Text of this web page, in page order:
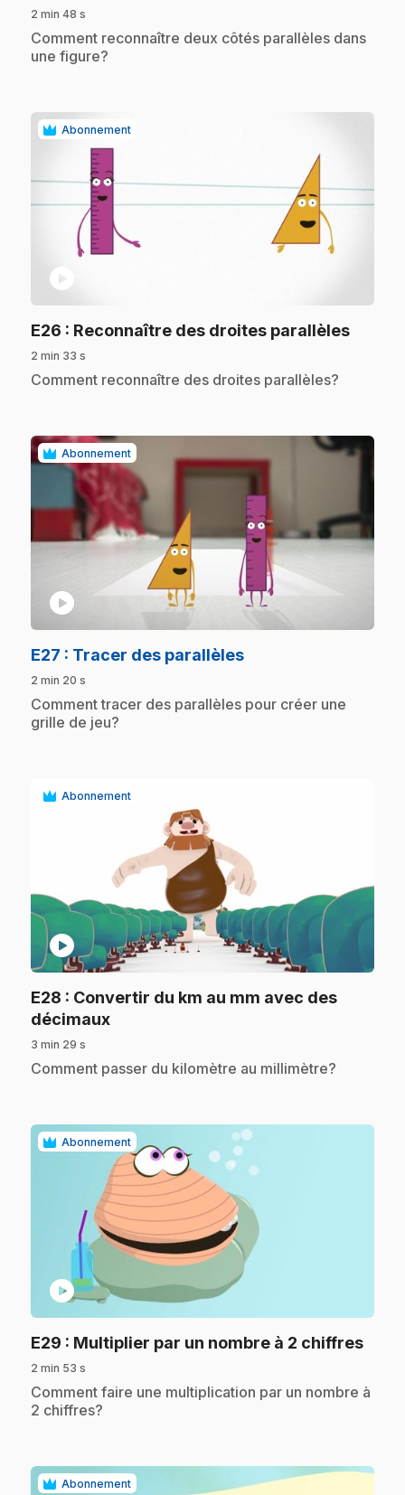
2 min 48 s
.Comment reconnaître deux côtés parallèles dans
une figure?
Abonnement
play_circle
E26 : Reconnaître des droites parallèles.
2 min 33 s
.Comment reconnaître des droites parallèles?
Abonnement
play_circle
E27 : Tracer des parallèles.
2 min 20 s
.Comment tracer des parallèles pour créer une
grille de jeu?
Abonnement
play_circle
E28 : Convertir du km au mm avec des
décimaux.
3 min 29 s
.Comment passer du kilomètre au millimètre?
Abonnement
play_circle
E29 : Multiplier par un nombre à 2 chiffres.
2 min 53 s
.Comment faire une multiplication par un nombre à
2 chiffres?
Abonnement